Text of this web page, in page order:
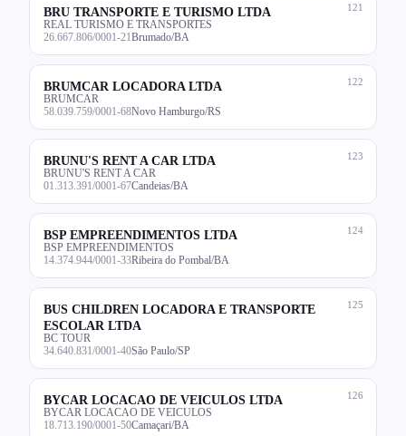
121
BRU TRANSPORTE E TURISMO LTDA
REAL TURISMO E TRANSPORTES
26.667.806/0001-21 Brumado/BA
122
BRUMCAR LOCADORA LTDA
BRUMCAR
58.039.759/0001-68Novo Hamburgo/RS
123
BRUNU'S RENT A CAR LTDA
BRUNU'S RENT A CAR
01.313.391/0001-67Candeias/BA
124
BSP EMPREENDIMENTOS LTDA
BSP EMPREENDIMENTOS
14.374.944/0001-33Ribeira do Pombal/BA
125
BUS CHILDREN LOCADORA E TRANSPORTE
ESCOLAR LTDA
BC TOUR
34.640.831/0001-40São Paulo/SP
126
BYCAR LOCACAO DE VEICULOS LTDA
BYCAR LOCACAO DE VEICULOS
18.713.190/0001-50Camaçari/BA